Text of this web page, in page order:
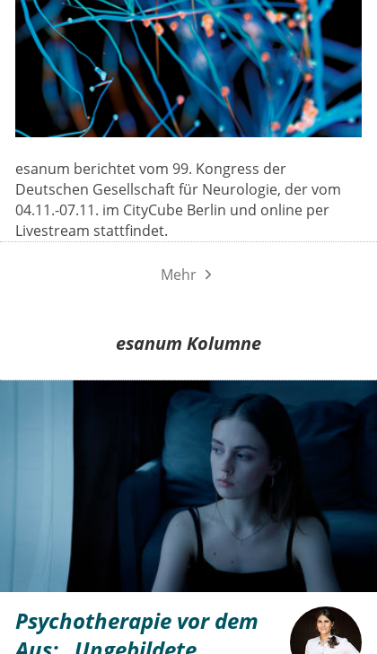
esanum berichtet vom 99. Kongress der
Deutschen Gesellschaft für Neurologie, der vom
04.11.-07.11. im CityCube Berlin und online per
Livestream stattfindet.
Mehr
esanum Kolumne
Psychotherapie vor dem